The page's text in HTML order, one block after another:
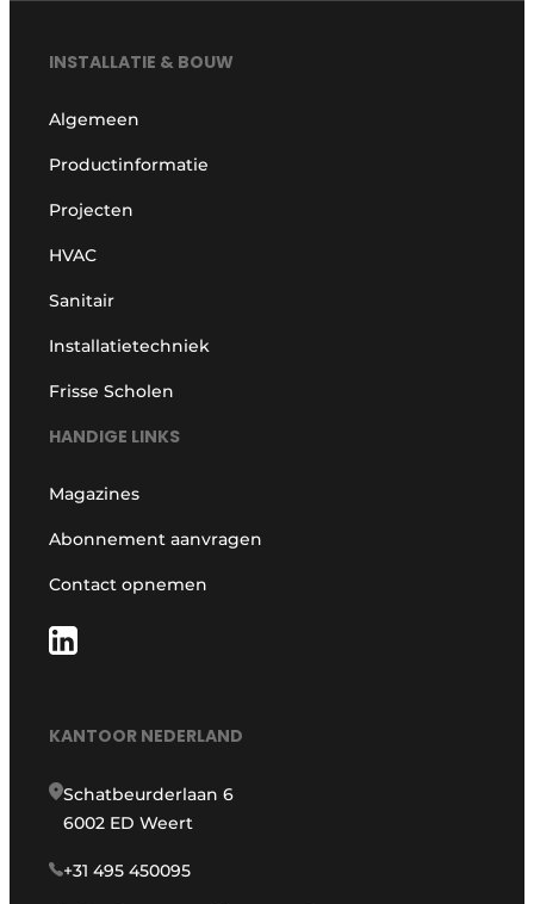
INSTALLATIE & BOUW
Algemeen
Productinformatie
Projecten
HVAC
Sanitair
Installatietechniek
Frisse Scholen
HANDIGE LINKS
Magazines
Abonnement aanvragen
Contact opnemen
KANTOOR NEDERLAND
Schatbeurderlaan 6
6002 ED Weert
+31 495 450095